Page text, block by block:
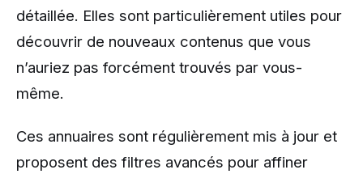
détaillée. Elles sont particulièrement utiles pour
découvrir de nouveaux contenus que vous
n’auriez pas forcément trouvés par vous-
même.
Ces annuaires sont régulièrement mis à jour et
proposent des filtres avancés pour affiner